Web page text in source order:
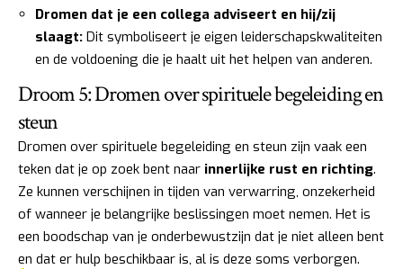
Dromen dat je een collega adviseert en hij/zij
slaagt: Dit symboliseert je eigen leiderschapskwaliteiten
en de voldoening die je haalt uit het helpen van anderen.
Droom 5: Dromen over spirituele begeleiding en
steun
Dromen over spirituele begeleiding en steun zijn vaak een
teken dat je op zoek bent naar innerlijke rust en richting.
Ze kunnen verschijnen in tijden van verwarring, onzekerheid
of wanneer je belangrijke beslissingen moet nemen. Het is
een boodschap van je onderbewustzijn dat je niet alleen bent
en dat er hulp beschikbaar is, al is deze soms verborgen.